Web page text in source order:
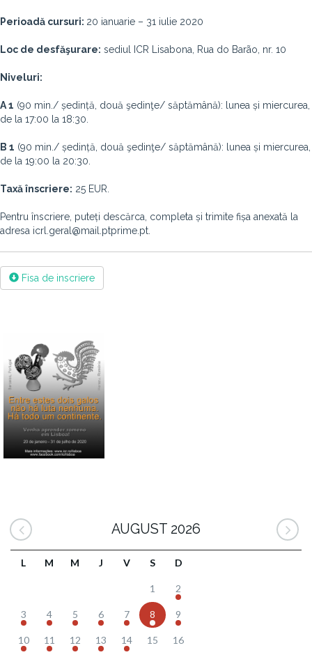
Perioadă cursuri: 20 ianuarie – 31 iulie 2020
Loc de desfăşurare: sediul ICR Lisabona, Rua do Barão, nr. 10
Niveluri:
A 1 (90 min./ ședință, două şedinţe/ săptămână): lunea și miercurea,
de la 17:00 la 18:30.
B 1 (90 min./ ședință, două şedinţe/ săptămână): lunea și miercurea,
de la 19:00 la 20:30.
Taxă înscriere: 25 EUR.
Pentru înscriere, puteți descărca, completa și trimite fișa anexată la
adresa icrl.geral@mail.ptprime.pt.
Fisa de inscriere
AUGUST 2026
L M M J V S D
1 2
3 4 5 6 7 8 9
10 11 12 13 14 15 16